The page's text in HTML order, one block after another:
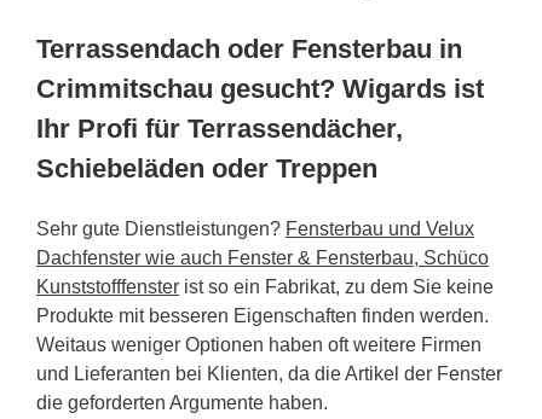
Terrassendach oder Fensterbau in
Crimmitschau gesucht? Wigards ist
Ihr Profi für Terrassendächer,
Schiebeläden oder Treppen
Sehr gute Dienstleistungen? Fensterbau und Velux
Dachfenster wie auch Fenster & Fensterbau, Schüco
Kunststofffenster ist so ein Fabrikat, zu dem Sie keine
Produkte mit besseren Eigenschaften finden werden.
Weitaus weniger Optionen haben oft weitere Firmen
und Lieferanten bei Klienten, da die Artikel der Fenster
die geforderten Argumente haben.